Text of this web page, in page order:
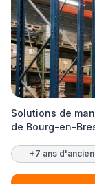
Solutions de
de Bourg-en-
+7 ans